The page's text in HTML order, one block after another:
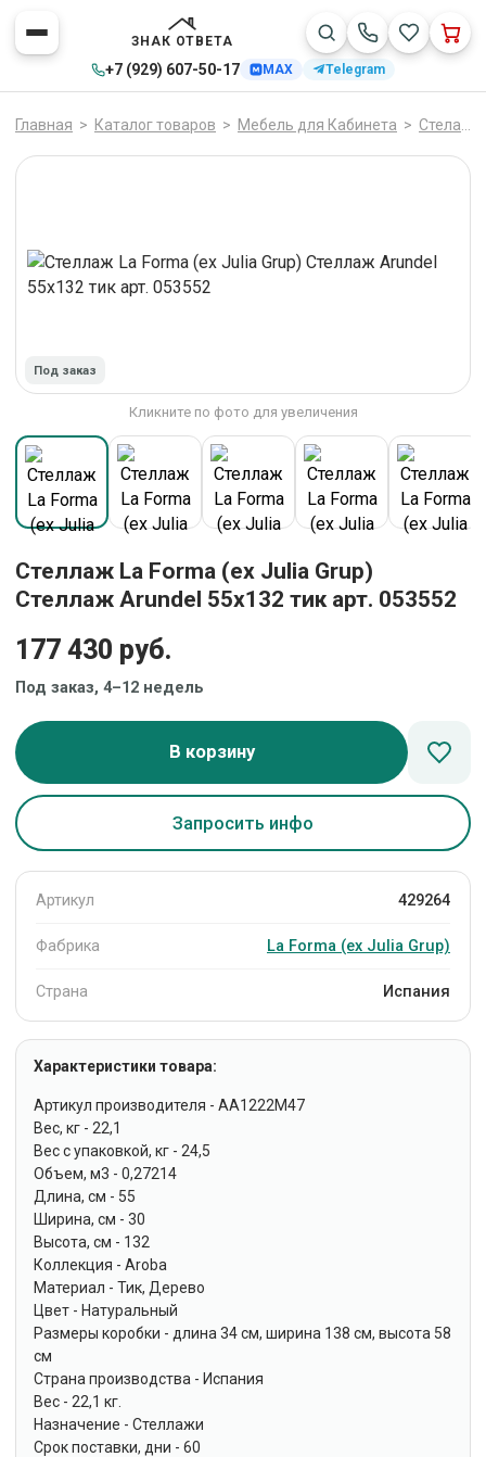
ЗНАК ОТВЕТА
+7 (929) 607-50-17 MAX Telegram
Главная > Каталог товаров > Мебель для Кабинета > Стелажи
Под заказ
Кликните по фото для увеличения
Стеллаж La Forma (ех Julia Grup)
Стеллаж Arundel 55x132 тик арт. 053552
177 430 руб.
Под заказ, 4–12 недель
В корзину
Запросить инфо
Артикул 429264
Фабрика La Forma (ех Julia Grup)
Страна Испания
Характеристики товара:
Артикул производителя - AA1222M47
Вес, кг - 22,1
Вес с упаковкой, кг - 24,5
Объем, м3 - 0,27214
Длина, см - 55
Ширина, см - 30
Высота, см - 132
Коллекция - Aroba
Материал - Тик, Дерево
Цвет - Натуральный
Размеры коробки - длина 34 см, ширина 138 см, высота 58
см
Страна производства - Испания
Вес - 22,1 кг.
Назначение - Стеллажи
Срок поставки, дни - 60